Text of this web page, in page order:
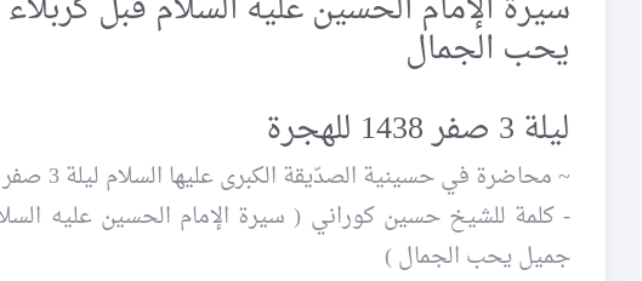
يحب الجمال
ليلة 3 صفر 1438 للهجرة
~ محاضرة في حسينية الصدّيقة الكبرى عليها السلام ليلة 3 صفر 1438 / 2 - 11 - 2016:
جميل يحب الجمال )